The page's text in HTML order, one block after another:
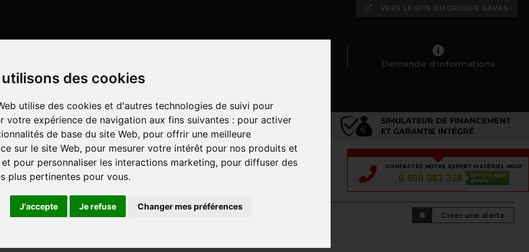
des cookies
utilise des cookies et d'autres technologies de suivi pour
votre expérience de navigation aux fins suivantes : pour activer
de base du site Web, pour offrir une meilleure
sur le site Web, pour mesurer votre intérêt pour nos produits et
pour personnaliser les interactions marketing, pour diffuser des
plus pertinentes pour vous.
J'accepte Je refuse Changer mes préférences
VERS LE SITE DU GROUPE SAVAS
Demande d'informations
EN LIGNE
UN SPÉCIALISTE DÉDIÉ
SIMULATEUR DE FINANCEMENT
ET GARANTIE INTÉGRÉ
PULVÉRISATION
CONTACTEZ NOTRE EXPERT MATÉRIEL NEUF
MATÉRIEL PULVÉRISATION
Créer une alerte